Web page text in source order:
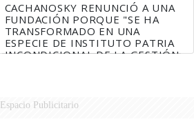
CACHANOSKY RENUNCIÓ A UNA
FUNDACIÓN PORQUE "SE HA
TRANSFORMADO EN UNA
ESPECIE DE INSTITUTO PATRIA
INCONDICIONAL DE LA GESTIÓN
Espacio Publicitario